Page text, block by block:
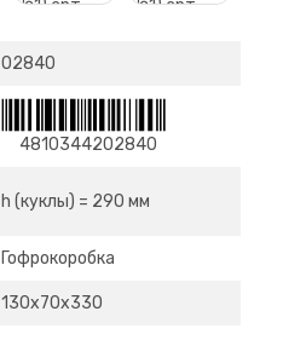
02840
4810344202840
h (куклы) = 290 мм
Гофрокоробка
130х70х330